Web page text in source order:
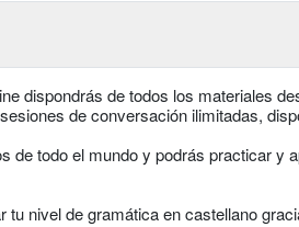
dispondrás de todos los materiales
de conversación ilimitadas,
de todo el mundo y podrás practicar y
tu nivel de gramática en castellano